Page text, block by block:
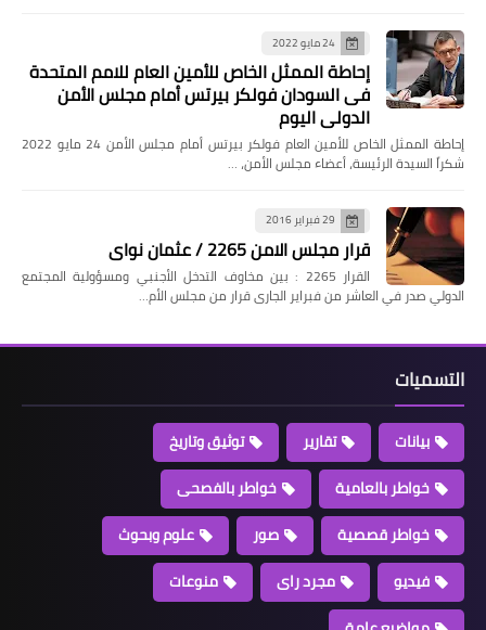
24 مايو 2022
إحاطة الممثل الخاص للأمين العام للامم المتحدة
فى السودان فولكر بيرتس أمام مجلس الأمن
الدولي اليوم
إحاطة الممثل الخاص للأمين العام فولكر بيرتس أمام مجلس الأمن 24 مايو 2022
شكراً السيدة الرئيسة، أعضاء مجلس الأمن، …
29 فبراير 2016
قرار مجلس الامن 2265 / عثمان نواى
القرار 2265 : بين مخاوف التدخل الأجنبي ومسؤولية المجتمع
الدولي صدر في العاشر من فبراير الجارى قرار من مجلس الأم…
التسميات
بيانات تقارير
توثيق وتاريخ
خواطر بالعامية
خواطر بالفصحى
خواطر قصصية
صور
علوم وبحوث
فيديو
مجرد راى
منوعات